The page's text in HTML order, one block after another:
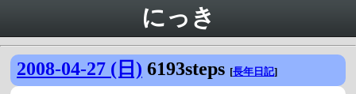
にっき
2008-04-27 (日) 6193steps [長年日記]